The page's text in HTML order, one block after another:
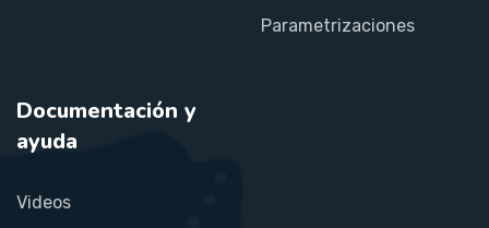
Parametrizaciones
Documentación y
ayuda
Videos